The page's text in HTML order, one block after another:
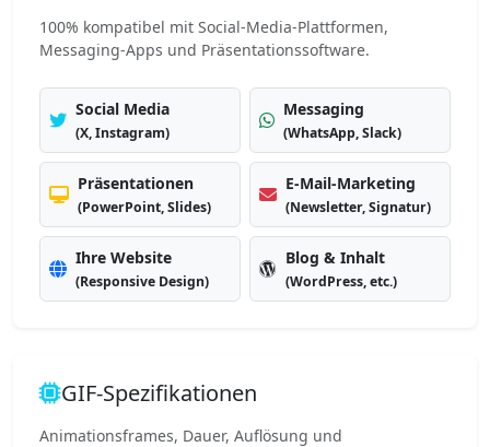
100% kompatibel mit Social-Media-Plattformen,
Messaging-Apps und Präsentationssoftware.
Social Media
(X, Instagram)
Messaging
(WhatsApp, Slack)
Präsentationen
(PowerPoint, Slides)
E-Mail-Marketing
(Newsletter, Signatur)
Ihre Website
(Responsive Design)
Blog & Inhalt
(WordPress, etc.)
GIF-Spezifikationen
Animationsframes, Dauer, Auflösung und